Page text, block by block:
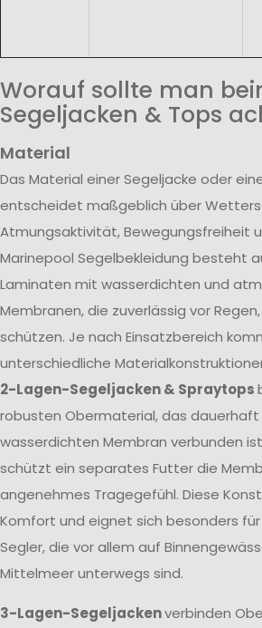
Worauf sollte man
Segeljacken & Tops
Material
Das Material einer Segeljacke oder
entscheidet maßgeblich über
Atmungsaktivität, Bewegungsfreiheit
Marinepool Segelbekleidung besteht
Laminaten mit wasserdichten und
Membranen, die zuverlässig vor
schützen. Je nach Einsatzbereich
unterschiedliche
2-Lagen-Segeljacken & Spraytops
robusten Obermaterial, das
wasserdichten Membran verbunden
schützt ein separates Futter die
angenehmes Tragegefühl. Diese
Komfort und eignet sich besonders
Segler, die vor allem auf
Mittelmeer unterwegs sind.
3-Lagen-Segeljackenverbinden